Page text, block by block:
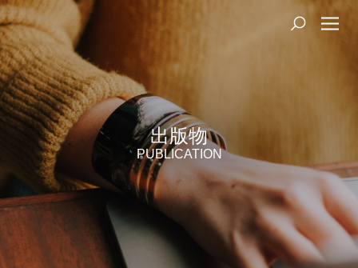
出版物
PUBLICATION